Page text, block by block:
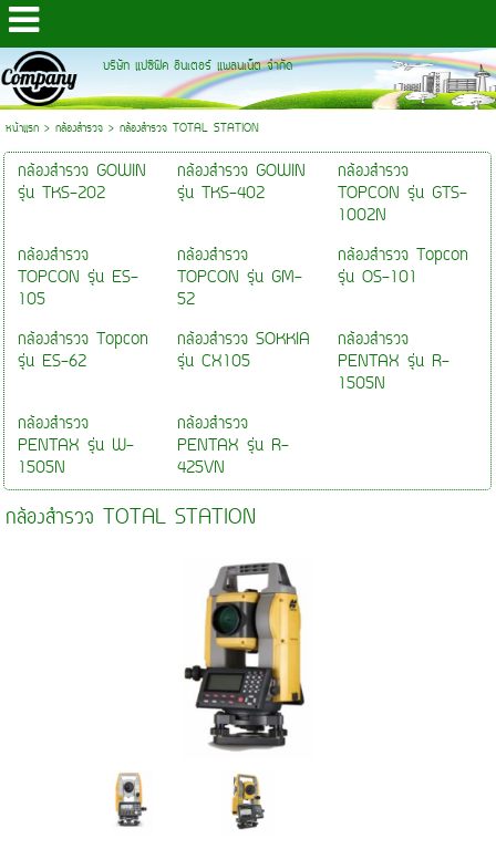
บริษัท แปซิฟิค อินเตอร์ แพลนเน็ต จำกัด
หน้าแรก> กล้องสำรวจ> กล้องสำรวจ TOTAL STATION
กล้องสำรวจ GOWIN
รุ่น TKS-202
กล้องสำรวจ GOWIN
รุ่น TKS-402
กล้องสำรวจ
TOPCON รุ่น GTS-
1002N
กล้องสำรวจ
TOPCON รุ่น ES-
105
กล้องสำรวจ
TOPCON รุ่น GM-
52
กล้องสำรวจ Topcon
รุ่น OS-101
กล้องสำรวจ Topcon
รุ่น ES-62
กล้องสำรวจ SOKKIA
รุ่น CX105
กล้องสำรวจ
PENTAX รุ่น R-
1505N
กล้องสำรวจ
PENTAX รุ่น W-
1505N
กล้องสำรวจ
PENTAX รุ่น R-
425VN
กล้องสำรวจ TOTAL STATION